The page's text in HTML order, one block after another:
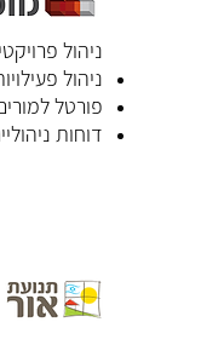
ניהול
ניהול
פורטל
דוחות